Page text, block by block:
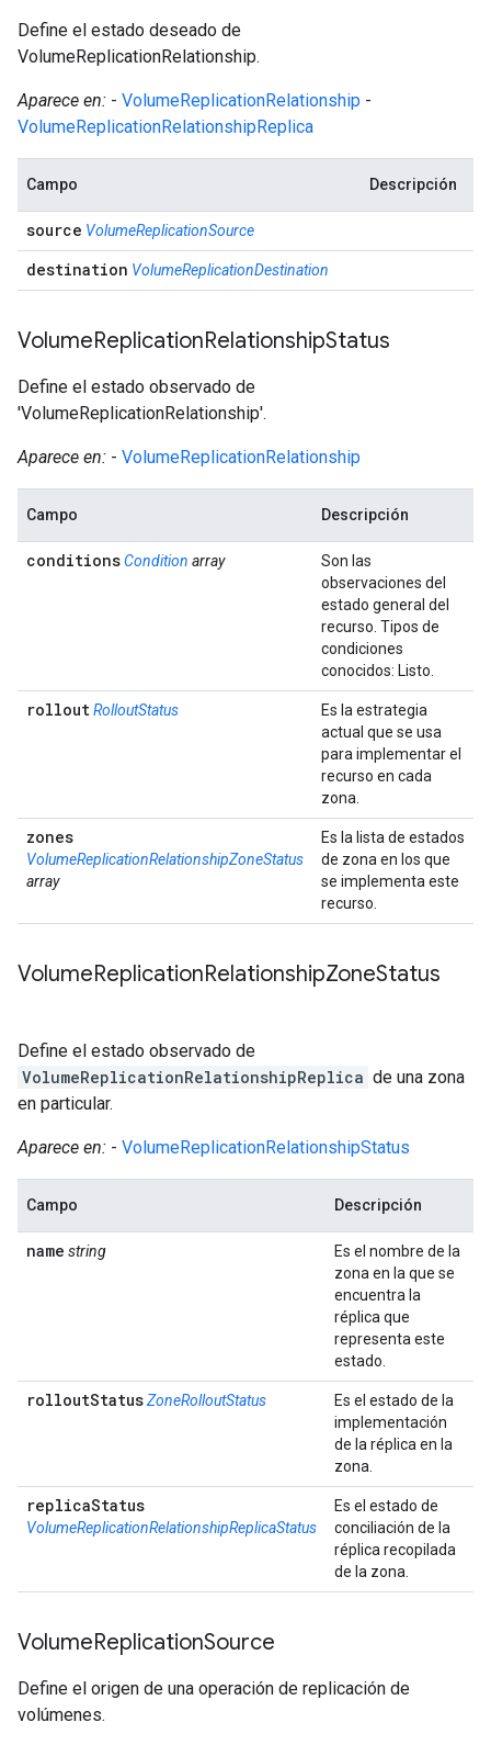
Define el estado deseado de
VolumeReplicationRelationship.
Aparece en: - VolumeReplicationRelationship -
VolumeReplicationRelationshipReplica
Campo Descripción
source VolumeReplicationSource
destination VolumeReplicationDestination
VolumeReplicationRelationshipStatus
Define el estado observado de
'VolumeReplicationRelationship'.
Aparece en: - VolumeReplicationRelationship
Campo Descripción
conditionsCondition array
Son las
observaciones del
estado general del
recurso. Tipos de
condiciones
conocidos: Listo.
rolloutRolloutStatus
Es la estrategia
actual que se usa
para implementar el
recurso en cada
zona.
zones
VolumeReplicationRelationshipZoneStatus
array
Es la lista de estados
de zona en los que
se implementa este
recurso.
VolumeReplicationRelationshipZoneStatus
Define el estado observado de
VolumeReplicationRelationshipReplica de una zona
en particular.
Aparece en: - VolumeReplicationRelationshipStatus
Campo Descripción
name string
Es el nombre de la
zona en la que se
encuentra la
réplica que
representa este
estado.
rolloutStatusZoneRolloutStatus
Es el estado de la
implementación
de la réplica en la
zona.
replicaStatus
VolumeReplicationRelationshipReplicaStatus
Es el estado de
conciliación de la
réplica recopilada
de la zona.
VolumeReplicationSource
Define el origen de una operación de replicación de
volúmenes.